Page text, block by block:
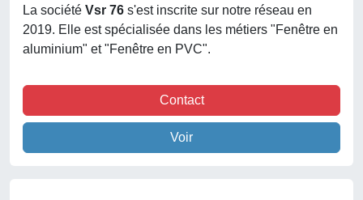
La société Vsr 76 s'est inscrite sur notre réseau en
2019. Elle est spécialisée dans les métiers "Fenêtre en
aluminium" et "Fenêtre en PVC".
Contact
Voir